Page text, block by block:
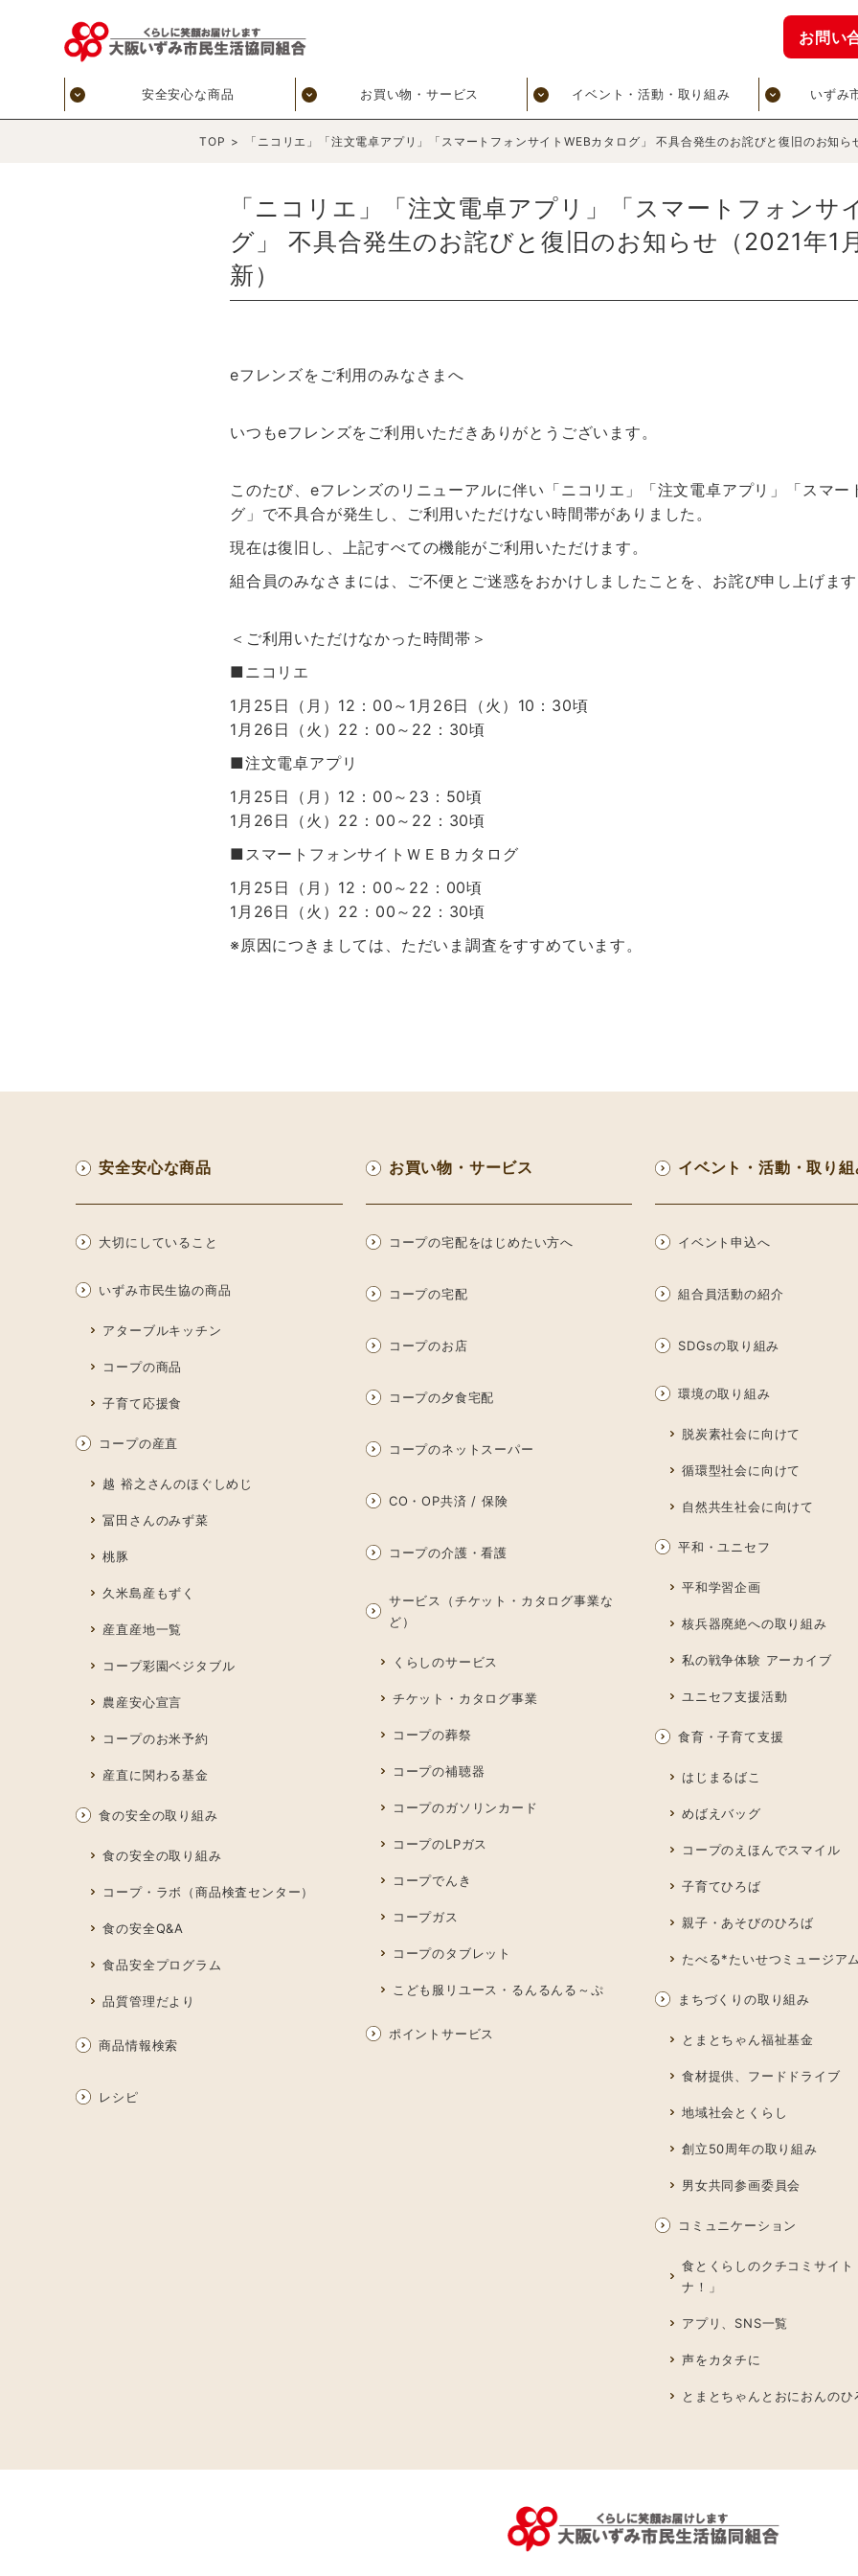
安全安心な商品 お買い物・サービス イベント・活動・取り組み いずみ
お問い
TOP > 「ニコリエ」「注文電卓アプリ」「スマートフォンサイトWEBカタログ」 不具合発生のお詫びと復旧のお知
「ニコリエ」「注文電卓アプリ」「スマートフォンサ
グ」 不具合発生のお詫びと復旧のお知らせ（2021年1
新）
eフレンズをご利用のみなさまへ
いつもeフレンズをご利用いただきありがとうございます。
このたび、eフレンズのリニューアルに伴い「ニコリエ」「注文電卓アプリ」「スマー
グ」で不具合が発生し、ご利用いただけない時間帯がありました。
現在は復旧し、上記すべての機能がご利用いただけます。
組合員のみなさまには、ご不便とご迷惑をおかけしましたことを、お詫び申し上げます
＜ご利用いただけなかった時間帯＞
■ニコリエ
1月25日（月）12：00～1月26日（火）10：30頃
1月26日（火）22：00～ 22：30頃
■注文電卓アプリ
1月25日（月）12：00～23：50頃
1月26日（火）22：00～22：30頃
■スマートフォンサイトＷＥＢカタログ
1月25日（月）12：00～22：00頃
1月26日（火）22：00～22：30頃
※原因につきましては、ただいま調査をすすめています。
安全安心な商品
大切にしていること
いずみ市民生協の商品
アターブルキッチン
コープの商品
子育て応援食
コープの産直
越 裕之さんのほぐしめじ
冨田さんのみず菜
桃豚
久米島産もずく
産直産地一覧
コープ彩園ベジタブル
農産安心宣言
コープのお米予約
産直に関わる基金
食の安全の取り組み
食の安全の取り組み
コープ・ラボ（商品検査センター）
食の安全Q&A
食品安全プログラム
品質管理だより
商品情報検索
レシピ
お買い物・サービス
コープの宅配をはじめたい方へ
コープの宅配
コープのお店
コープの夕食宅配
コープのネットスーパー
CO・OP共済 / 保険
コープの介護・看護
サービス（チケット・カタログ事業な
ど）
くらしのサービス
チケット・カタログ事業
コープの葬祭
コープの補聴器
コープのガソリンカード
コープのLPガス
コープでんき
コープガス
コープのタブレット
こども服リユース・るんるんる～ぷ
ポイントサービス
イベント・活動・取り組
イベント申込へ
組合員活動の紹介
SDGsの取り組み
環境の取り組み
脱炭素社会に向けて
循環型社会に向けて
自然共生社会に向けて
平和・ユニセフ
平和学習企画
核兵器廃絶への取り組み
私の戦争体験 アーカイブ
ユニセフ支援活動
食育・子育て支援
はじまるばこ
めばえバッグ
コープのえほんでスマイル
子育てひろば
親子・あそびのひろば
たべる*たいせつミュージアム
まちづくりの取り組み
とまとちゃん福祉基金
食材提供、フードドライブ
地域社会とくらし
創立50周年の取り組み
男女共同参画委員会
コミュニケーション
食とくらしのクチコミサイト
ナ！」
アプリ、SNS一覧
声をカタチに
とまとちゃんとおにおんのひ